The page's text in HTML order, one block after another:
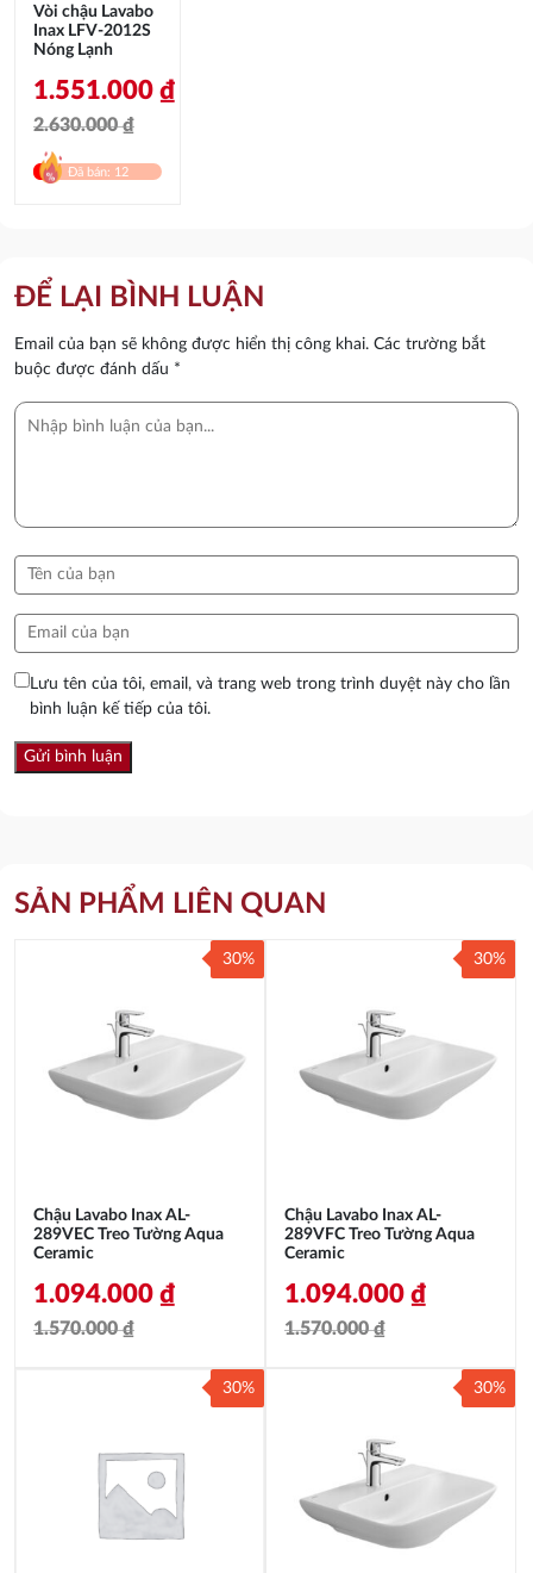
Vòi chậu Lavabo
Inax LFV-2012S
Nóng Lạnh
2.630.000₫
Giá
2.630.000 ₫.
1.551.000 ₫
Giá
là:
1.551.000 ₫.
Đã bán: 12
ĐỂ LẠI BÌNH LUẬN
Email của bạn sẽ không được hiển thị công khai. Các trường bắt
buộc được đánh dấu *
Lưu tên của tôi, email, và trang web trong trình duyệt này cho lần
bình luận kế tiếp của tôi.
SẢN PHẨM LIÊN QUAN
Chậu Lavabo Inax AL-
289VEC Treo Tường Aqua
Ceramic
1.570.000₫
1.570.000 ₫.
1.094.000 ₫
1.094.000 ₫.
30%
Chậu Lavabo Inax AL-
289VFC Treo Tường Aqua
Ceramic
1.570.000₫
1.570.000 ₫.
1.094.000 ₫
1.094.000 ₫.
30%
30% 30%